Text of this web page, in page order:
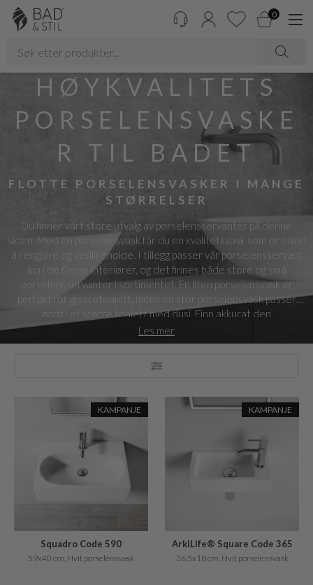
0
HØYKVALITETS
PORSELENSVASKE
R TIL BADET
FLOTTE PORSELENSVASKER I MANGE
STØRRELSER
Du finner vårt store utvalg av porselensservanter på denne
siden. Med en porselensvask får du en kvalitetsvask som er enkel
å rengjøre og vedlikeholde. I tillegg passer vår porselensservant
inn i de fleste interiører, og det finnes både store og små
porselensservanter i sortimentet. En liten porselensvask er
perfekt for gjestetoalett, mens en stor porselensvask passer
godt i et større toalett med dusj. Finn akkurat den
porselensvasken du trenger under og følg med på siden for
nyheter og tilbud på porselensvasker.
Les mer
KAMPANJE
Squadro Code 590
59x40 cm, Hvit porselensvask
KAMPANJE
ArkiLife® Square Code 365
36,5x18 cm, Hvit porselensvask